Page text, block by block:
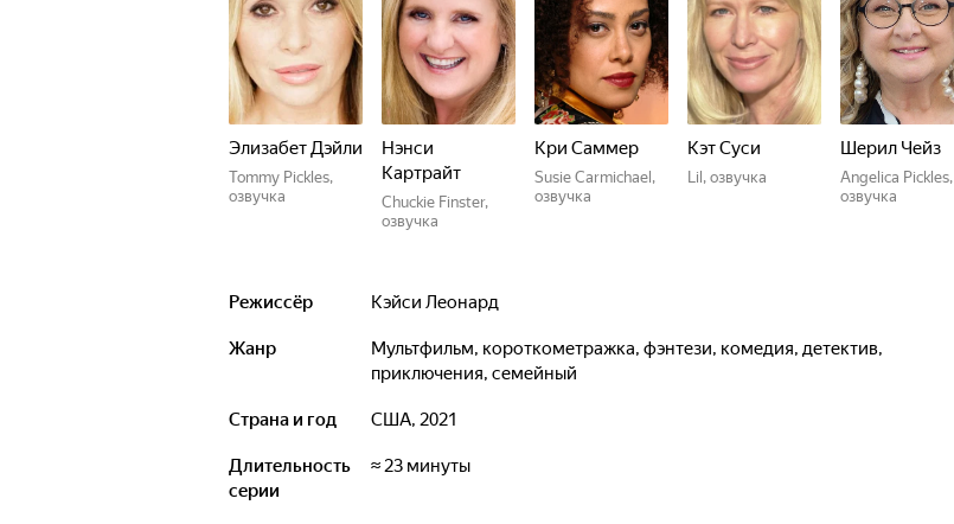
Элизабет Дэйли
Tommy Pickles,
озвучка
Нэнси
Картрайт
Chuckie Finster,
озвучка
Кри Саммер
Susie Carmichael,
озвучка
Кэт Суси
Lil, озвучка
Шерил Чейз
Angelica Pickles,
озвучка
Режиссёр Кэйси Леонард
Жанр
мультфильм, короткометражка, фэнтези, комедия, детектив,
приключения, семейный
Страна и год США, 2021
Длительность
серии
≈ 23 минуты